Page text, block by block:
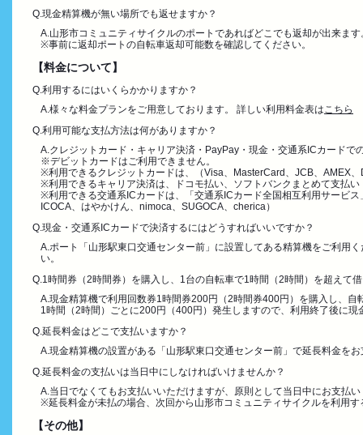
Q.現金精算機が無い場所でも返せますか？
A.山形市コミュニティサイクルのポートであればどこでも返却が出来ます
※事前に返却ポートの自転車返却可能数を確認してください。
【料金について】
Q.利用するにはいくらかかりますか？
A.様々な料金プランをご用意しております。 詳しい利用料金表はこちら
Q.利用可能な支払方法は何がありますか？
A.クレジットカード・キャリア決済・PayPay・現金・交通系ICカードで
※デビットカードはご利用できません。
※利用できるクレジットカードは、（Visa、MasterCard、JCB、AMEX
※利用できるキャリア決済は、ドコモ払い、ソフトバンクまとめて支払
※利用できる交通系ICカードは、「交通系ICカード全国相互利用サービ
ICOCA、はやかけん、nimoca、SUGOCA、cherica）
Q.現金・交通系ICカードで決済するにはどうすればいいですか？
A.ポート「山形駅東口交通センター前」に設置してある精算機をご利用
い。
Q.1時間券（2時間券）を購入し、1台の自転車で1時間（2時間）を超えて
A.現金精算機で利用回数券1時間券200円（2時間券400円）を購入し、
1時間（2時間）ごとに200円（400円）発生しますので、利用終了後に現
Q.延長料金はどこで支払いますか？
A.現金精算機の設置がある「山形駅東口交通センター前」で延長料金を
Q.延長料金の支払いは当日中にしなければいけませんか？
A.当日でなくてもお支払いいただけますが、原則として当日中にお支払
※延長料金が未払の場合、次回から山形市コミュニティサイクルを利用
【その他】